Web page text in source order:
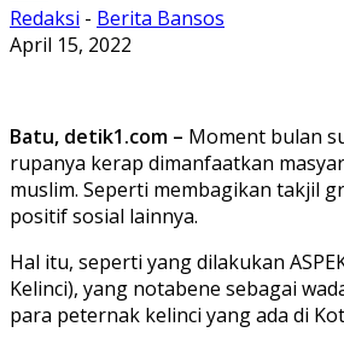
Redaksi - Berita Bansos
April 15, 2022
Batu, detik1.com – Moment bulan
rupanya kerap dimanfaatkan
muslim. Seperti membagikan takjil
positif sosial lainnya.
Hal itu, seperti yang dilakukan
Kelinci), yang notabene sebagai
para peternak kelinci yang ada di